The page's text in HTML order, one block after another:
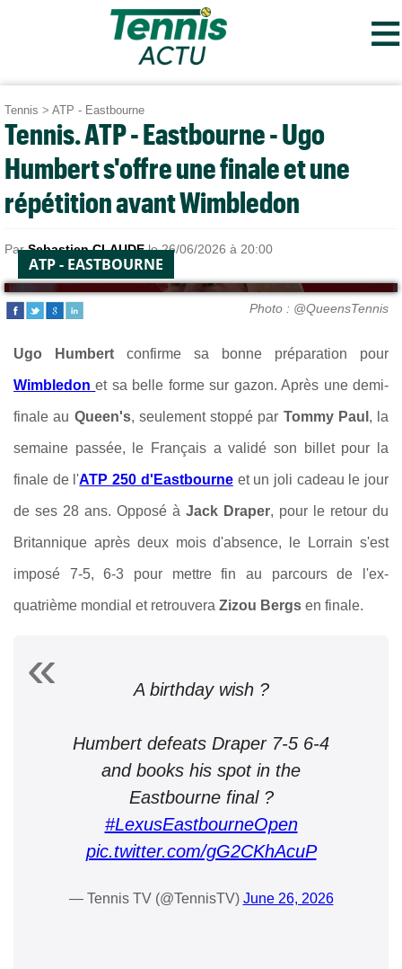
≡
Tennis > ATP - Eastbourne
Tennis. ATP - Eastbourne - Ugo
Humbert s'offre une finale et une
répétition avant Wimbledon
ParSebastien CLAUDEle 26/06/2026 à 20:00
ATP - EASTBOURNE
Photo : @QueensTennis
Ugo Humbert confirme sa bonne préparation pour
Wimbledonet sa belle forme sur gazon. Après une demi-
finale au Queen's, seulement stoppé par Tommy Paul , la
semaine passée, le Français a validé son billet pour la
finale de l'ATP 250 d'Eastbourne et un joli cadeau le jour
de ses 28 ans. Opposé à Jack Draper, pour le retour du
Britannique après deux mois d'absence, le Lorrain s'est
imposé 7-5, 6-3 pour mettre fin au parcours de l'ex-
quatrième mondial et retrouvera Zizou Bergs en finale.
A birthday wish ?
Humbert defeats Draper 7-5 6-4
and books his spot in the
Eastbourne final ?
#LexusEastbourneOpen
pic.twitter.com/gG2CKhAcuP
— Tennis TV (@TennisTV) June 26, 2026